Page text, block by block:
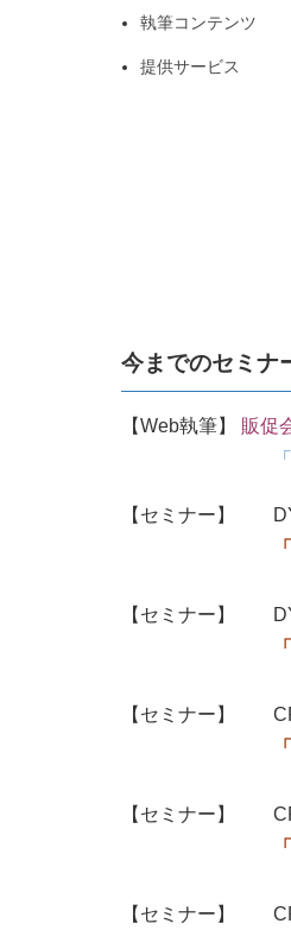
執筆コンテンツ
提供サービス
今までのセミナ
【Web執筆】 販促
【セミナー】
「ネット時代
2023年6月
【セミナー】
「自己流EC
2023年6月
【セミナー】
「まだ間に合
2023年3月
【セミナー】
「EC運用は
2023年3月
【セミナー】